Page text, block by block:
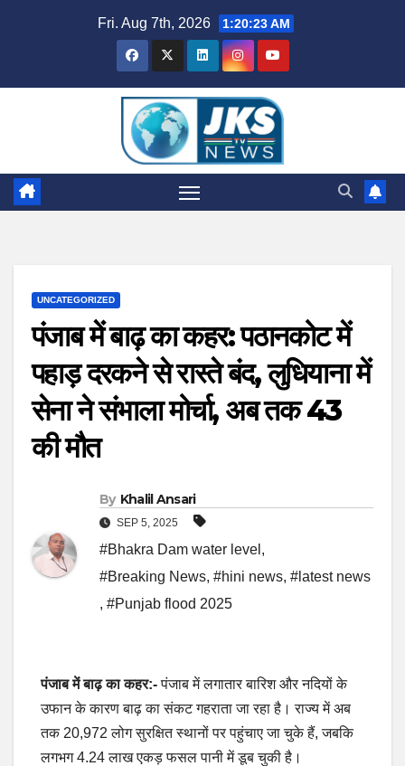
Fri. Aug 7th, 2026 1:20:24 AM
UNCATEGORIZED
पंजाब में बाढ़ का कहर: पठानकोट में
पहाड़ दरकने से रास्ते बंद, लुधियाना में
सेना ने संभाला मोर्चा, अब तक 43
की मौत
By Khalil Ansari
SEP 5, 2025
#Bhakra Dam water level ,
#Breaking News, #hini news, #latest news
, #Punjab flood 2025
पंजाब में बाढ़ का कहर:-पंजाब में लगातार बारिश और नदियों के
उफान के कारण बाढ़ का संकट गहराता जा रहा है। राज्य में अब
तक 20,972 लोग सुरक्षित स्थानों पर पहुंचाए जा चुके हैं, जबकि
लगभग 4.24 लाख एकड़ फसल पानी में डूब चुकी है।